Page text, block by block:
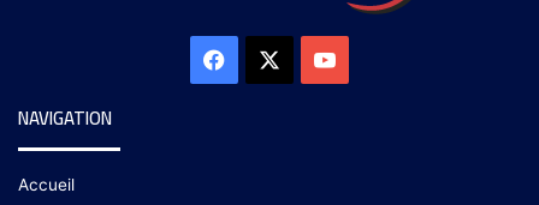
NAVIGATION
Accueil